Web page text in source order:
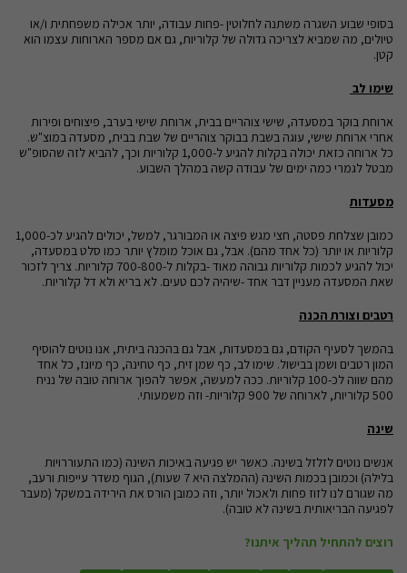
בסופי שבוע השגרה משתנה לחלוטין -פחות עבודה, יותר אכילה משפחתית ו/או
טיולים, מה שמביא לצריכה גדולה של קלוריות, גם אם מספר הארוחות עצמו הוא
קטן.
שימו לב
ארוחת בוקר במסעדה, שישי צוהריים בבית, ארוחת שישי בערב, פיצוחים ופירות
אחרי ארוחת שישי, עוגה בשבת בבוקר צוהריים של שבת בבית, מסעדה במוצ"ש.
כל ארוחה כזאת יכולה בקלות להגיע ל-1,000 קלוריות וכך, להביא לזה שהסופ"ש
מבטל לגמרי כמה ימים של עבודה קשה במהלך השבוע.
מסעדות
כמובן שצלחת פסטה, חצי מגש פיצה או המבורגר, למשל, יכולים להגיע לכ-1,000
קלוריות או יותר (כל אחד מהם). אבל, גם אוכל מומלץ יותר כמו סלט במסעדה,
יכול להגיע לכמות קלוריות גבוהה מאוד -בקלות ל-700-800 קלוריות. צריך לזכור
שאת המסעדה מעניין דבר אחד -שיהיה לכם טעים. לא בריא ולא דל קלוריות.
רטבים וצורת הכנה
בהמשך לסעיף הקודם, גם במסעדות, אבל גם בהכנה ביתית, אנו נוטים להוסיף
המון רטבים ושמן בבישול. שימו לב, כף שמן זית, כף טחינה, כף מיונז, כל אחד
מהם שווה לכ-100 קלוריות. ככה למעשה, אפשר להפוך ארוחה טובה של נניח
500 קלוריות, לארוחה של 900 קלוריות- וזה משמעותי.
שינה
אנשים נוטים לזלזל בשינה. כאשר יש פגיעה באיכות השינה (כמו התעוררויות
בלילה) וכמובן בכמות השינה (ההמלצה היא 7 שעות), הגוף משדר עייפות ורעב,
מה שגורם לנו לזוז פחות ולאכול יותר, וזה כמובן הורס את הירידה במשקל (מעבר
לפגיעה הבריאותית בשינה לא טובה).
רוצים להתחיל תהליך איתנו?